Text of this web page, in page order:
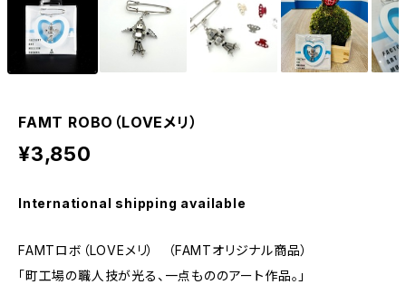
FAMT ROBO（LOVEメリ）
¥3,850
International shipping available
FAMTロボ（LOVEメリ） （FAMTオリジナル商品）
「町工場の職人技が光る、一点もののアート作品。」